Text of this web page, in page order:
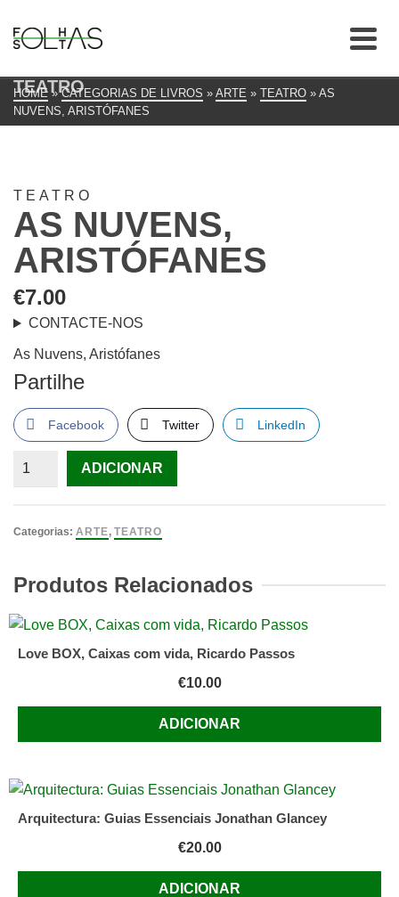
TEATRO
HOME » CATEGORIAS DE LIVROS » ARTE » TEATRO » AS
NUVENS, ARISTÓFANES
TEATRO
AS NUVENS,
ARISTÓFANES
€7.00
CONTACTE-NOS
As Nuvens, Aristófanes
Partilhe
Facebook Twitter LinkedIn
Quantidade
Nuvens,
ADICIONAR
Categorias: ARTE, TEATRO
Produtos Relacionados
Love BOX, Caixas com vida, Ricardo Passos
€10.00
ADICIONAR
Arquitectura: Guias Essenciais Jonathan Glancey
€20.00
ADICIONAR